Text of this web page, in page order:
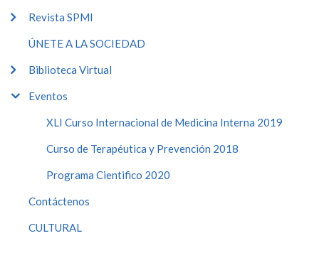
Revista SPMI
ÚNETE A LA SOCIEDAD
Biblioteca Virtual
Eventos
XLI Curso Internacional de Medicina Interna 2019
Curso de Terapéutica y Prevención 2018
Programa Cientifico 2020
Contáctenos
CULTURAL